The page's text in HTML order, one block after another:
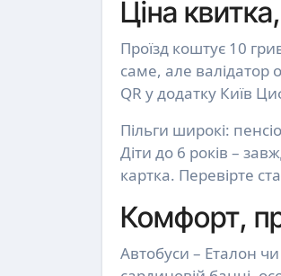
Ціна
Проїзд коштує 10
саме, але валідатор
QR у додатку Київ
Пільги широкі:
Діти до 6 років –
картка. Перевірте
Комфорт,
Автобуси – Еталон